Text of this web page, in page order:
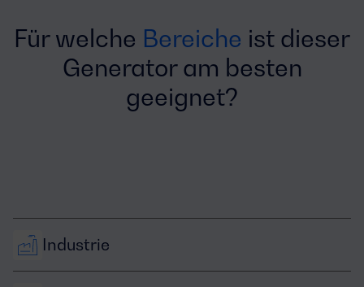
Für welche Bereiche ist dieser
Generator am besten
geeignet?
Industrie